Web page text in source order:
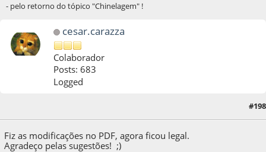
- pelo retorno do tópico "Chinelagem" !
cesar.carazza
Colaborador
Posts: 683
Logged
#198
Fiz as modificações no PDF, agora ficou legal.
Agradeço pelas sugestões! ;)